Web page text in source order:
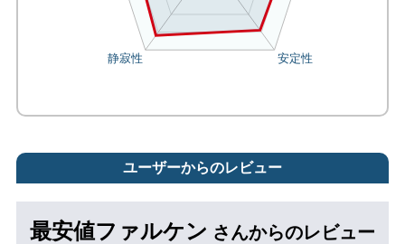
ユーザーからのレビュー
最安値ファルケン さんからのレビュー